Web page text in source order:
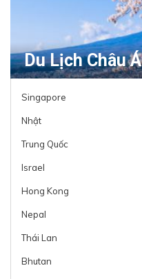
Du Lịch Châu Á
Singapore
Nhật
Trung Quốc
Israel
Hong Kong
Nepal
Thái Lan
Bhutan